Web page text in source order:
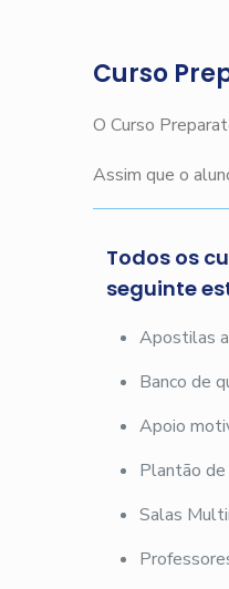
Curso
O Curso
Assim que o
Todos os
seguinte
Apostilas
Banco de
Apoio
Plantão de
Salas